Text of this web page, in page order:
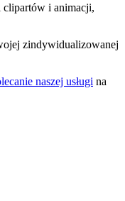
clipartów i animacji,
zindywidualizowanej
naszej usługi na